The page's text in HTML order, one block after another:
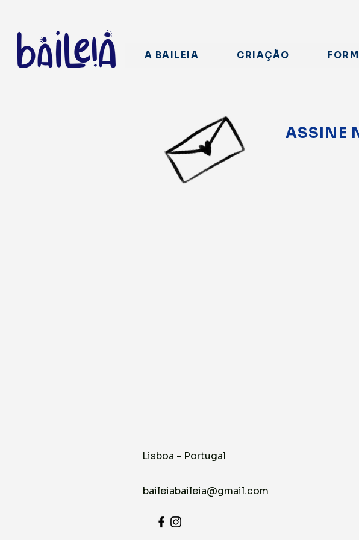
A BAILEIA CRIAÇÃO
Lisboa - Portugal
baileiabaileia@gmail.com
ASSINE